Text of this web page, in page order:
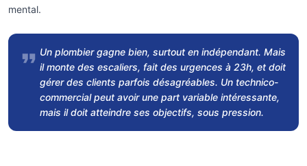
mental.
Un plombier gagne bien, surtout en indépendant. Mais
il monte des escaliers, fait des urgences à 23h, et doit
gérer des clients parfois désagréables. Un technico-
commercial peut avoir une part variable intéressante,
mais il doit atteindre ses objectifs, sous pression.